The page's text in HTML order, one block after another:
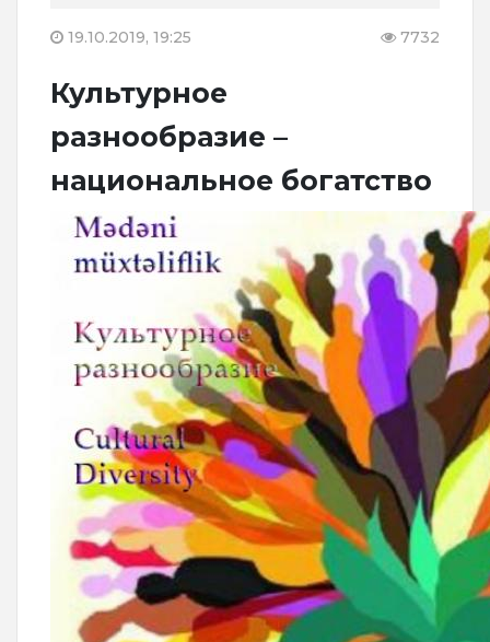
19.10.2019, 19:25 7732
Культурное
разнообразие –
национальное богатство